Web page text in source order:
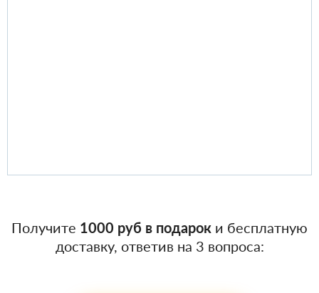
Получите 1000 руб в подарок и бесплатную
доставку, ответив на 3 вопроса: